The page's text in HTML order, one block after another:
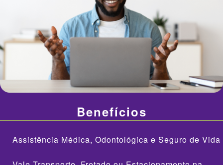
Benefícios
Assistência Médica, Odontológica e Seguro de Vida